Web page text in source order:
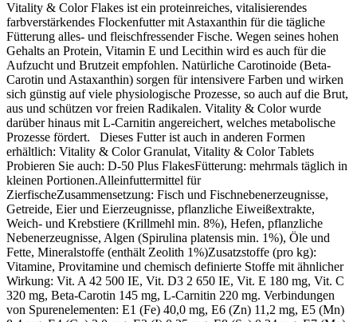
Vitality & Color Flakes ist ein proteinreiches, vitalisierendes
farbverstärkendes Flockenfutter mit Astaxanthin für die tägliche
Fütterung alles- und fleischfressender Fische. Wegen seines hohen
Gehalts an Protein, Vitamin E und Lecithin wird es auch für die
Aufzucht und Brutzeit empfohlen. Natürliche Carotinoide (Beta-
Carotin und Astaxanthin) sorgen für intensivere Farben und wirken
sich günstig auf viele physiologische Prozesse, so auch auf die Brut,
aus und schützen vor freien Radikalen. Vitality & Color wurde
darüber hinaus mit L-Carnitin angereichert, welches metabolische
Prozesse fördert. Dieses Futter ist auch in anderen Formen
erhältlich: Vitality & Color Granulat, Vitality & Color Tablets
Probieren Sie auch: D-50 Plus FlakesFütterung: mehrmals täglich in
kleinen Portionen.Alleinfuttermittel für
ZierfischeZusammensetzung: Fisch und Fischnebenerzeugnisse,
Getreide, Eier und Eierzeugnisse, pflanzliche Eiweißextrakte,
Weich- und Krebstiere (Krillmehl min. 8%), Hefen, pflanzliche
Nebenerzeugnisse, Algen (Spirulina platensis min. 1%), Öle und
Fette, Mineralstoffe (enthält Zeolith 1%)Zusatzstoffe (pro kg):
Vitamine, Provitamine und chemisch definierte Stoffe mit ähnlicher
Wirkung: Vit. A 42 500 IE, Vit. D3 2 650 IE, Vit. E 180 mg, Vit. C
320 mg, Beta-Carotin 145 mg, L-Carnitin 220 mg. Verbindungen
von Spurenelementen: E1 (Fe) 40,0 mg, E6 (Zn) 11,2 mg, E5 (Mn)